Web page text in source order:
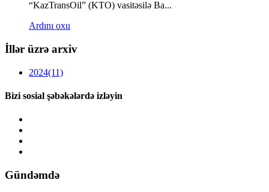
“KazTransOil” (KTO) vasitəsilə Ba...
Ardını oxu
İllər üzrə arxiv
2024(11)
Bizi sosial şəbəkələrdə izləyin
Gündəmdə